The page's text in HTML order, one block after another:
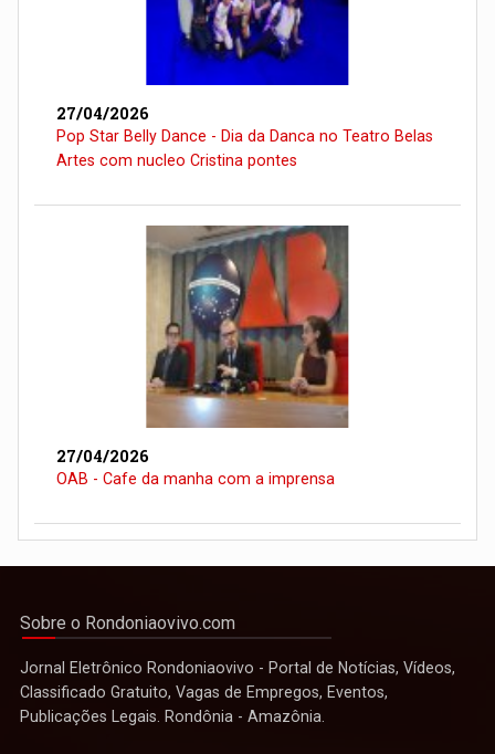
27/04/2026
Pop Star Belly Dance - Dia da Danca no Teatro Belas
Artes com nucleo Cristina pontes
27/04/2026
OAB - Cafe da manha com a imprensa
Sobre o Rondoniaovivo.com
Jornal Eletrônico Rondoniaovivo - Portal de Notícias, Vídeos,
Classificado Gratuito, Vagas de Empregos, Eventos,
Publicações Legais. Rondônia - Amazônia.